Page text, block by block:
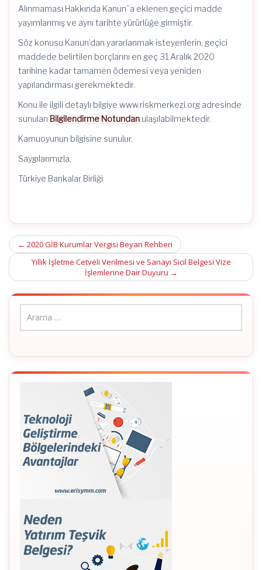
Alınmaması Hakkında Kanun”a eklenen geçici madde
yayımlanmış ve aynı tarihte yürürlüğe girmiştir.
Söz konusu Kanun’dan yararlanmak isteyenlerin, geçici
maddede belirtilen borçlarını en geç 31 Aralık 2020
tarihine kadar tamamen ödemesi veya yeniden
yapılandırması gerekmektedir.
Konu ile ilgili detaylı bilgiye www.riskmerkezi.org adresinde
sunulan Bilgilendirme Notundan ulaşılabilmektedir.
Kamuoyunun bilgisine sunulur.
Saygılarımızla,
Türkiye Bankalar Birliği
Post
navigation
← 2020 GİB Kurumlar Vergisi Beyan Rehberi
Yıllık İşletme Cetveli Verilmesi ve Sanayi Sicil Belgesi Vize
İşlemlerine Dair Duyuru →